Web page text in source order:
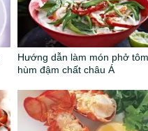
Hướng dẫn làm món phở
hùm đậm chất châu Á